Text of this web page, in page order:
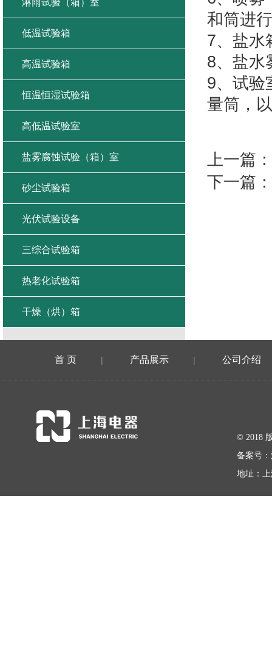
和筒进
7、盐水
8、盐水
9、试验
量筒，
上一篇：
下一篇：
淋雨试验（箱）室
低温试验箱
高温试验箱
恒温恒湿试验箱
高低温试验室
盐雾腐蚀试验（箱）室
砂尘试验箱
光伏试验设备
三综合试验箱
热老化试验箱
干燥（烘）箱
首 页 | 产品展示 | 公司介绍
© 2018
备案号：
地址：